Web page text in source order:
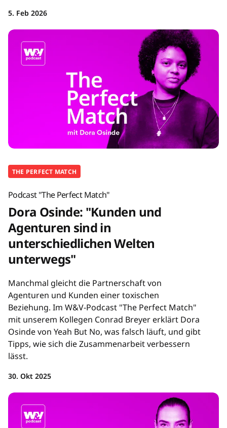
5. Feb 2026
THE PERFECT MATCH
Podcast "The Perfect Match"
Dora Osinde: "Kunden und
Agenturen sind in
unterschiedlichen Welten
unterwegs"
Manchmal gleicht die Partnerschaft von
Agenturen und Kunden einer toxischen
Beziehung. Im W&V-Podcast "The Perfect Match"
mit unserem Kollegen Conrad Breyer erklärt Dora
Osinde von Yeah But No, was falsch läuft, und gibt
Tipps, wie sich die Zusammenarbeit verbessern
lässt.
30. Okt 2025